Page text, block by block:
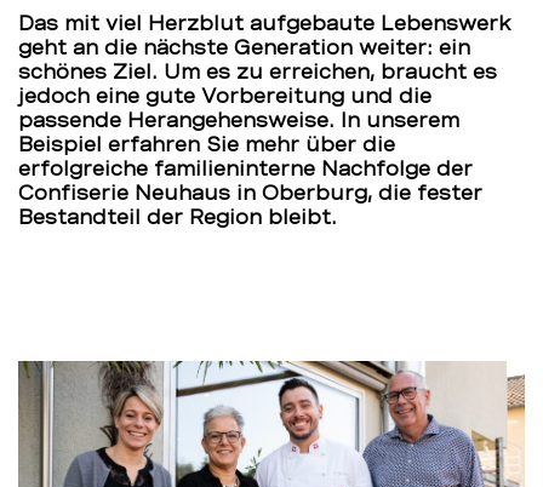
Das mit viel Herzblut aufgebaute Lebenswerk
geht an die nächste Generation weiter: ein
schönes Ziel. Um es zu erreichen, braucht es
jedoch eine gute Vorbereitung und die
passende Herangehensweise. In unserem
Beispiel erfahren Sie mehr über die
erfolgreiche familieninterne Nachfolge der
Confiserie Neuhaus in Oberburg, die fester
Bestandteil der Region bleibt.